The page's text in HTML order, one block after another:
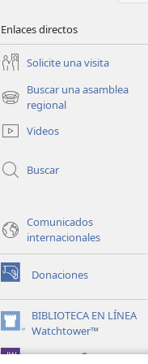
Enlaces directos
Solicite una visita
Buscar una asamblea
regional
(abre
nuevaVideos
Buscar
Comunicados
internacionales
Donaciones
(abre
una
nueva
ventana)
BIBLIOTECA EN LÍNEA
Watchtower™
(abre
una
®